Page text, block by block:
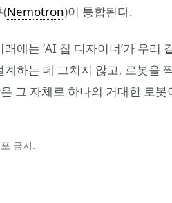
(Nemotron)이 통합된다.
에는 ‘AI 칩 디자이너’가 우리
하는 데 그치지 않고, 로봇을
그 자체로 하나의 거대한 로봇
금지.